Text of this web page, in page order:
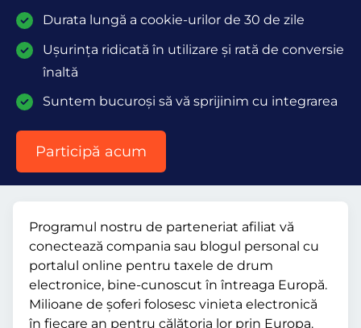
Durata lungă a cookie-urilor de 30 de zile
Ușurința ridicată în utilizare și rată de conversie
înaltă
Suntem bucuroși să vă sprijinim cu integrarea
Participă acum
Programul nostru de parteneriat afiliat vă
conectează compania sau blogul personal cu
portalul online pentru taxele de drum
electronice, bine-cunoscut în întreaga Europă.
Milioane de șoferi folosesc vinieta electronică
în fiecare an pentru călătoria lor prin Europa.